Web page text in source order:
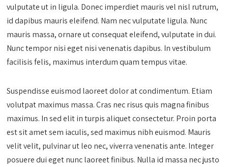
vulputate ut in ligula. Donec imperdiet mauris vel nisl rutrum,
id dapibus mauris eleifend. Nam nec vulputate ligula. Nunc
mauris massa, ornare ut consequat eleifend, vulputate in dui.
Nunc tempor nisi eget nisi venenatis dapibus. In vestibulum
facilisis felis, maximus interdum quam tempus vitae.
Suspendisse euismod laoreet dolor at condimentum. Etiam
volutpat maximus massa. Cras nec risus quis magna finibus
maximus. In sed elit in turpis aliquet consectetur. Proin porta
est sit amet sem iaculis, sed maximus nibh euismod. Mauris
velit velit, pulvinar ut leo nec, viverra venenatis ante. Integer
posuere dui eget nunc laoreet finibus. Nulla id massa nec justo